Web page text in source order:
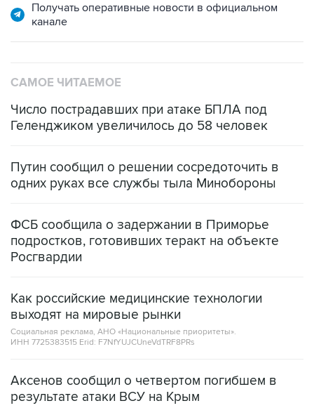
Получать оперативные новости в официальном
канале
САМОЕ ЧИТАЕМОЕ
Число пострадавших при атаке БПЛА под
Геленджиком увеличилось до 58 человек
Путин сообщил о решении сосредоточить в
одних руках все службы тыла Минобороны
ФСБ сообщила о задержании в Приморье
подростков, готовивших теракт на объекте
Росгвардии
Как российские медицинские технологии
выходят на мировые рынки
Социальная реклама, АНО «Национальные приоритеты».
ИНН 7725383515 Erid: F7NfYUJCUneVdTRF8PRs
Аксенов сообщил о четвертом погибшем в
результате атаки ВСУ на Крым